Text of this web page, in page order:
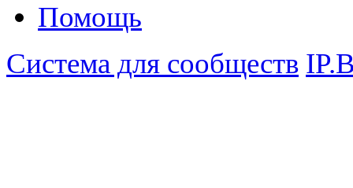
Помощь
Система для сообществ